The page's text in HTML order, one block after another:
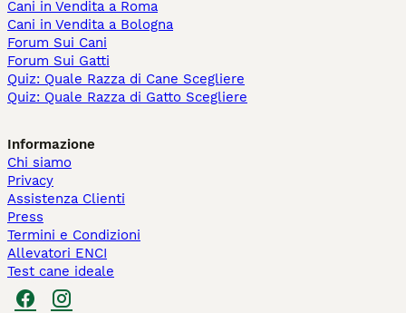
Cani in Vendita a Roma
Cani in Vendita a Bologna
Forum Sui Cani
Forum Sui Gatti
Quiz: Quale Razza di Cane Scegliere
Quiz: Quale Razza di Gatto Scegliere
Informazione
Chi siamo
Privacy
Assistenza Clienti
Press
Termini e Condizioni
Allevatori ENCI
Test cane ideale